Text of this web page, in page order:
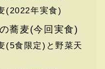
(2022年実食)
蕎麦(今回実食)
(5食限定)と野菜天